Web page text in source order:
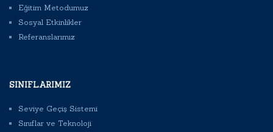
Eğitim Metodumuz
Sosyal Etkinlikler
Referanslarımız
SINIFLARIMIZ
Seviye Geçiş Sistemi
Sınıflar ve Teknoloji